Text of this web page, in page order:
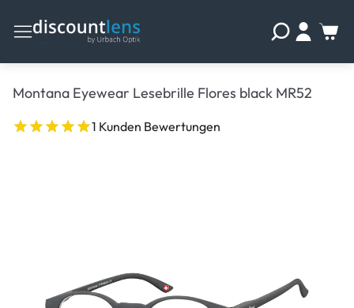
Montana Eyewear Lesebrille Flores black MR52
1 Kunden Bewertungen